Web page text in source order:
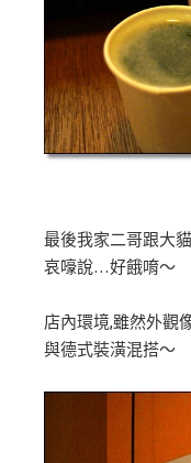
最後我家二哥跟大
哀嚎說…好餓唷～
店內環境,雖然外觀
與德式裝潢混搭～